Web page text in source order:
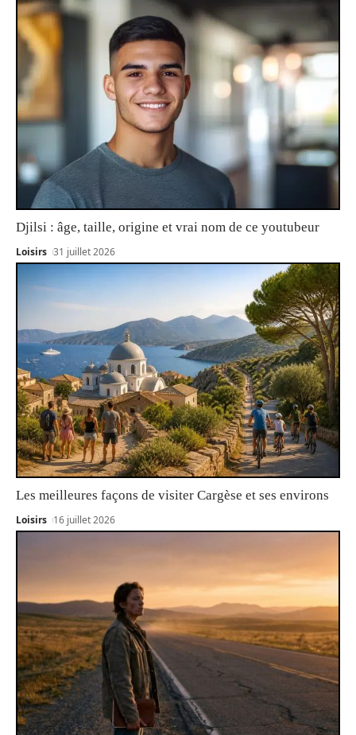
Djilsi : âge, taille, origine et vrai nom de ce youtubeur
Loisirs 31 juillet 2026
Les meilleures façons de visiter Cargèse et ses environs
Loisirs 16 juillet 2026